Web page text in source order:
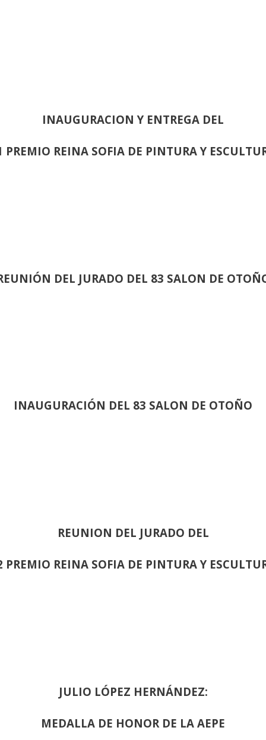
INAUGURACION Y ENTREGA DEL
PREMIO REINA SOFIA DE PINTURA Y
DEL JURADO DEL 83 SALON DE
INAUGURACIÓN DEL 83 SALON DE OTOÑO
REUNION DEL JURADO DEL
PREMIO REINA SOFIA DE PINTURA Y
JULIO LÓPEZ HERNÁNDEZ:
MEDALLA DE HONOR DE LA AEPE